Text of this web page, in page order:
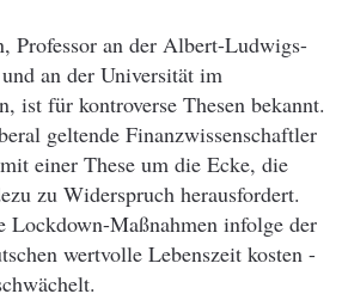
Professor an der Albert-Ludwigs-
an der Universität im
ist für kontroverse Thesen bekannt.
geltende Finanzwissenschaftler
einer These um die Ecke, die
zu Widerspruch herausfordert.
Lockdown-Maßnahmen infolge der
wertvolle Lebenszeit kosten -